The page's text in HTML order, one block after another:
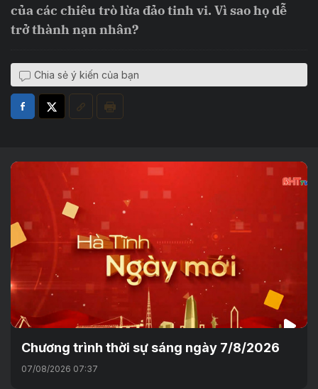
của các chiêu trò lừa đảo tinh vi. Vì sao họ dễ
trở thành nạn nhân?
Chia sẻ ý kiến của bạn
Chương trình thời sự sáng ngày 7/8/2026
07/08/2026 07:37